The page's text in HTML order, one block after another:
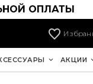
ОПЛАТЫ
АКЦИИ